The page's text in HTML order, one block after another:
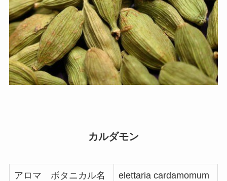
カルダモン
アロマ ボタニカル名 elettaria cardamomum